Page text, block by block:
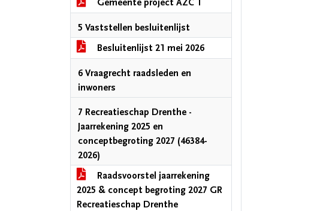
Gemeente project AZC 1
5 Vaststellen besluitenlijst
Besluitenlijst 21 mei 2026
6 Vraagrecht raadsleden en
inwoners
7 Recreatieschap Drenthe -
Jaarrekening 2025 en
conceptbegroting 2027 (46384-
2026)
Raadsvoorstel jaarrekening
2025 & concept begroting 2027 GR
Recreatieschap Drenthe